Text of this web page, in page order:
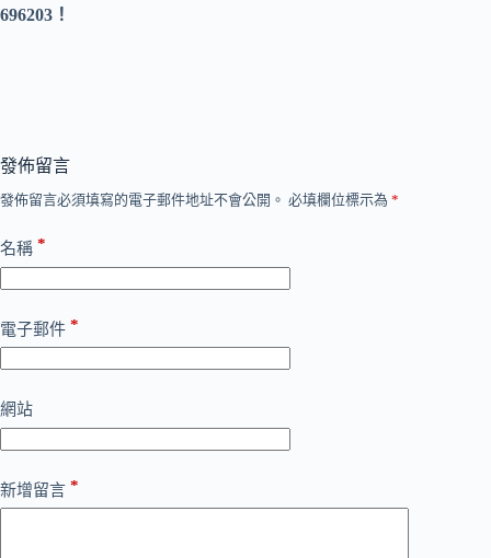
696203！
發佈留言
發佈留言必須填寫的電子郵件地址不會公開。 必填欄位標示為 *
名稱 *
電子郵件 *
網站
新增留言 *